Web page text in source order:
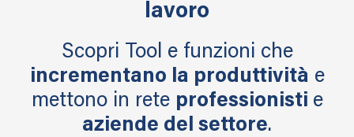
lavoro
Scopri Tool e funzioni che
incrementano la produttività e
mettono in rete professionisti e
aziende del settore.